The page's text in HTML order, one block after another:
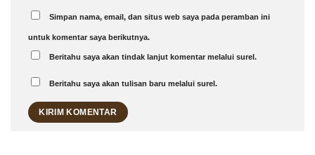
Simpan nama, email, dan situs web saya pada peramban ini
untuk komentar saya berikutnya.
Beritahu saya akan tindak lanjut komentar melalui surel.
Beritahu saya akan tulisan baru melalui surel.